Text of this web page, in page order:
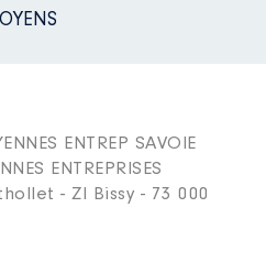
ENTREP SAVOIE
ENTREPRISES
- ZI Bissy - 73 000